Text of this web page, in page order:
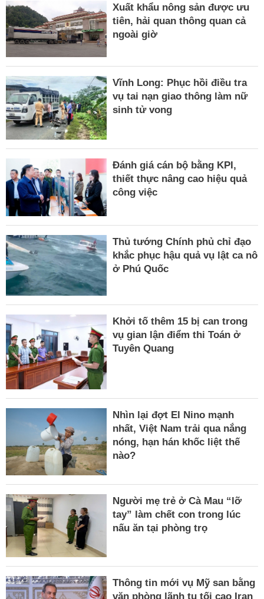
Xuất khẩu nông sản được ưu
tiên, hải quan thông quan cả
ngoài giờ
Vĩnh Long: Phục hồi điều tra
vụ tai nạn giao thông làm nữ
sinh tử vong
Đánh giá cán bộ bằng KPI,
thiết thực nâng cao hiệu quả
công việc
Thủ tướng Chính phủ chỉ đạo
khắc phục hậu quả vụ lật ca nô
ở Phú Quốc
Khởi tố thêm 15 bị can trong
vụ gian lận điểm thi Toán ở
Tuyên Quang
Nhìn lại đợt El Nino mạnh
nhất, Việt Nam trải qua nắng
nóng, hạn hán khốc liệt thế
nào?
Người mẹ trẻ ở Cà Mau “lỡ
tay” làm chết con trong lúc
nấu ăn tại phòng trọ
Thông tin mới vụ Mỹ san bằng
văn phòng lãnh tụ tối cao Iran